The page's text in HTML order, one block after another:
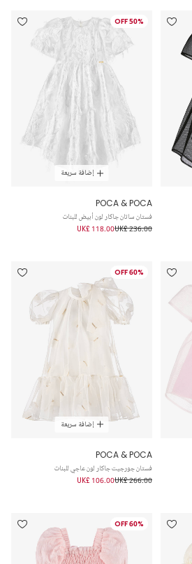
50% OFF
إضافة سريعة
POCA & POCA
فستان ساتان جاكار لون أبيض للبنات
UK£ 236.00
UK£ 118.00
60% OFF
إضافة سريعة
POCA & POCA
فستان جورجيت جاكار لون عاجي للبنات
UK£ 266.00
UK£ 106.00
60% OFF